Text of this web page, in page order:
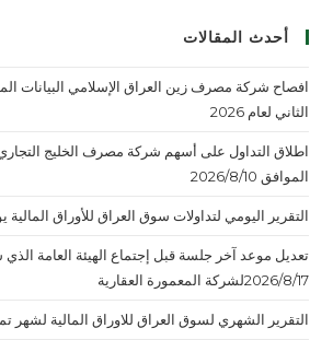
أحدث المقالات
افصاح شركة مصرف زين العراق الإسلامي البيانات
الثاني لعام 2026
اطلاق التداول على أسهم شركة مصرف الخليج
الموافق 2026/8/10
التقرير اليومي لتداولات سوق العراق للأوراق المالية يوم 09 اب
تعديل موعد آخر جلسة قبل إجتماع الهيئة العامة الذي
2026/8/17لشركة المعمورة العقارية
التقرير الشهري لسوق العراق للاوراق المالية لشهر